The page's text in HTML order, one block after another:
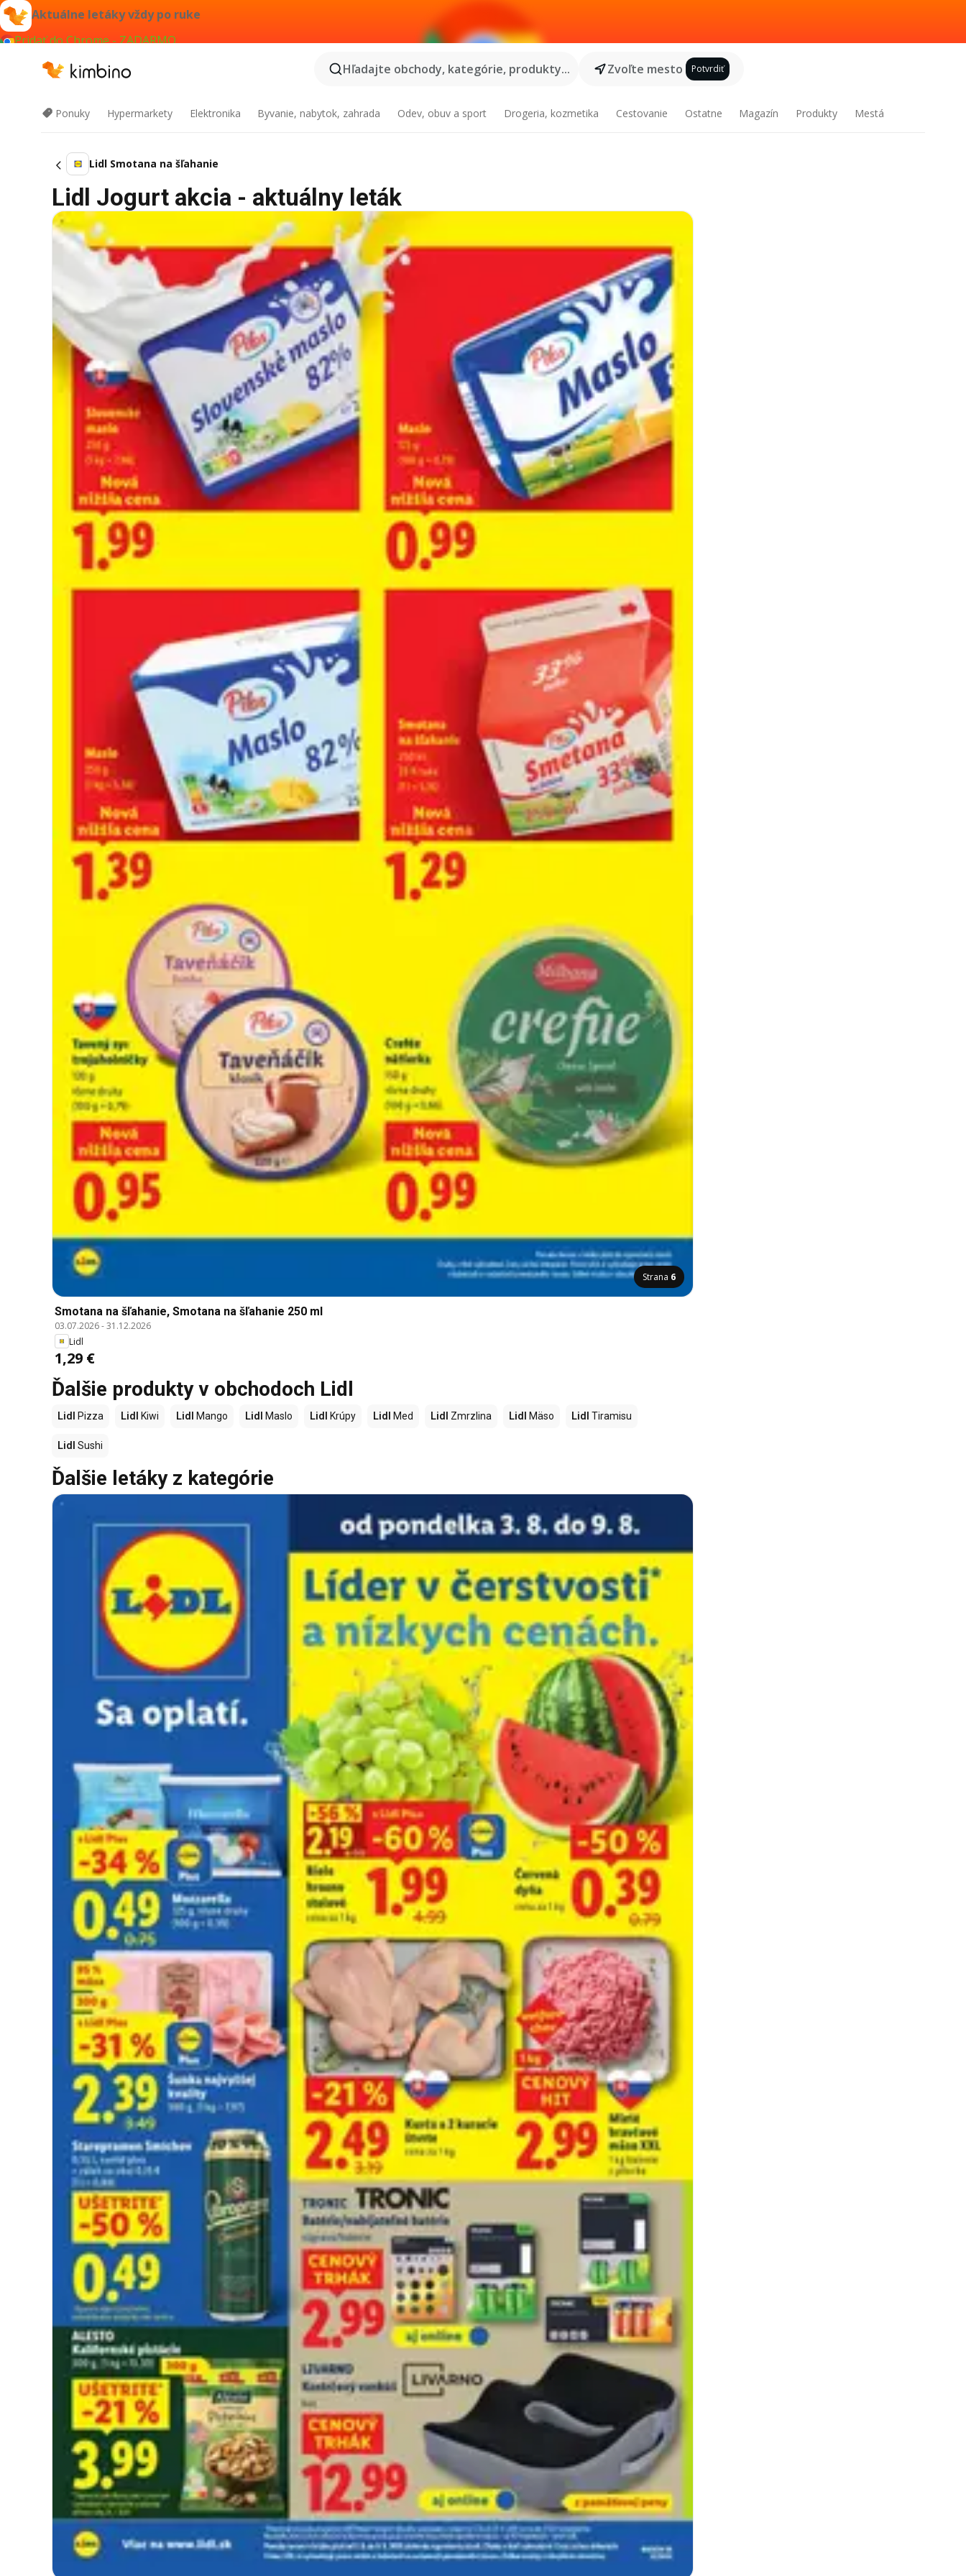
Aktuálne letáky vždy po ruke
Pridať do Chrome - ZADARMO
Hľadajte obchody, kategórie, produkty...
Zvoľte mesto Potvrdiť
Ponuky Hypermarkety Elektronika Byvanie, nabytok, zahrada Odev, obuv a sport Drogeria, kozmetika Cestovanie Ostatne Magazín Produkty Mestá
Lidl Smotana na šľahanie
Lidl Jogurt akcia - aktuálny leták
Strana 6
Smotana na šľahanie, Smotana na šľahanie 250 ml
03.07.2026-31.12.2026
Lidl
1,29 €
Ďalšie produkty v obchodoch Lidl
Lidl Pizza Lidl Kiwi Lidl Mango Lidl Maslo Lidl Krúpy Lidl Med Lidl Zmrzlina Lidl Mäso Lidl Tiramisu
Lidl Sushi
Ďalšie letáky z kategórie